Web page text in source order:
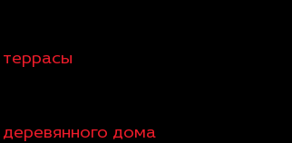
террасы
дома